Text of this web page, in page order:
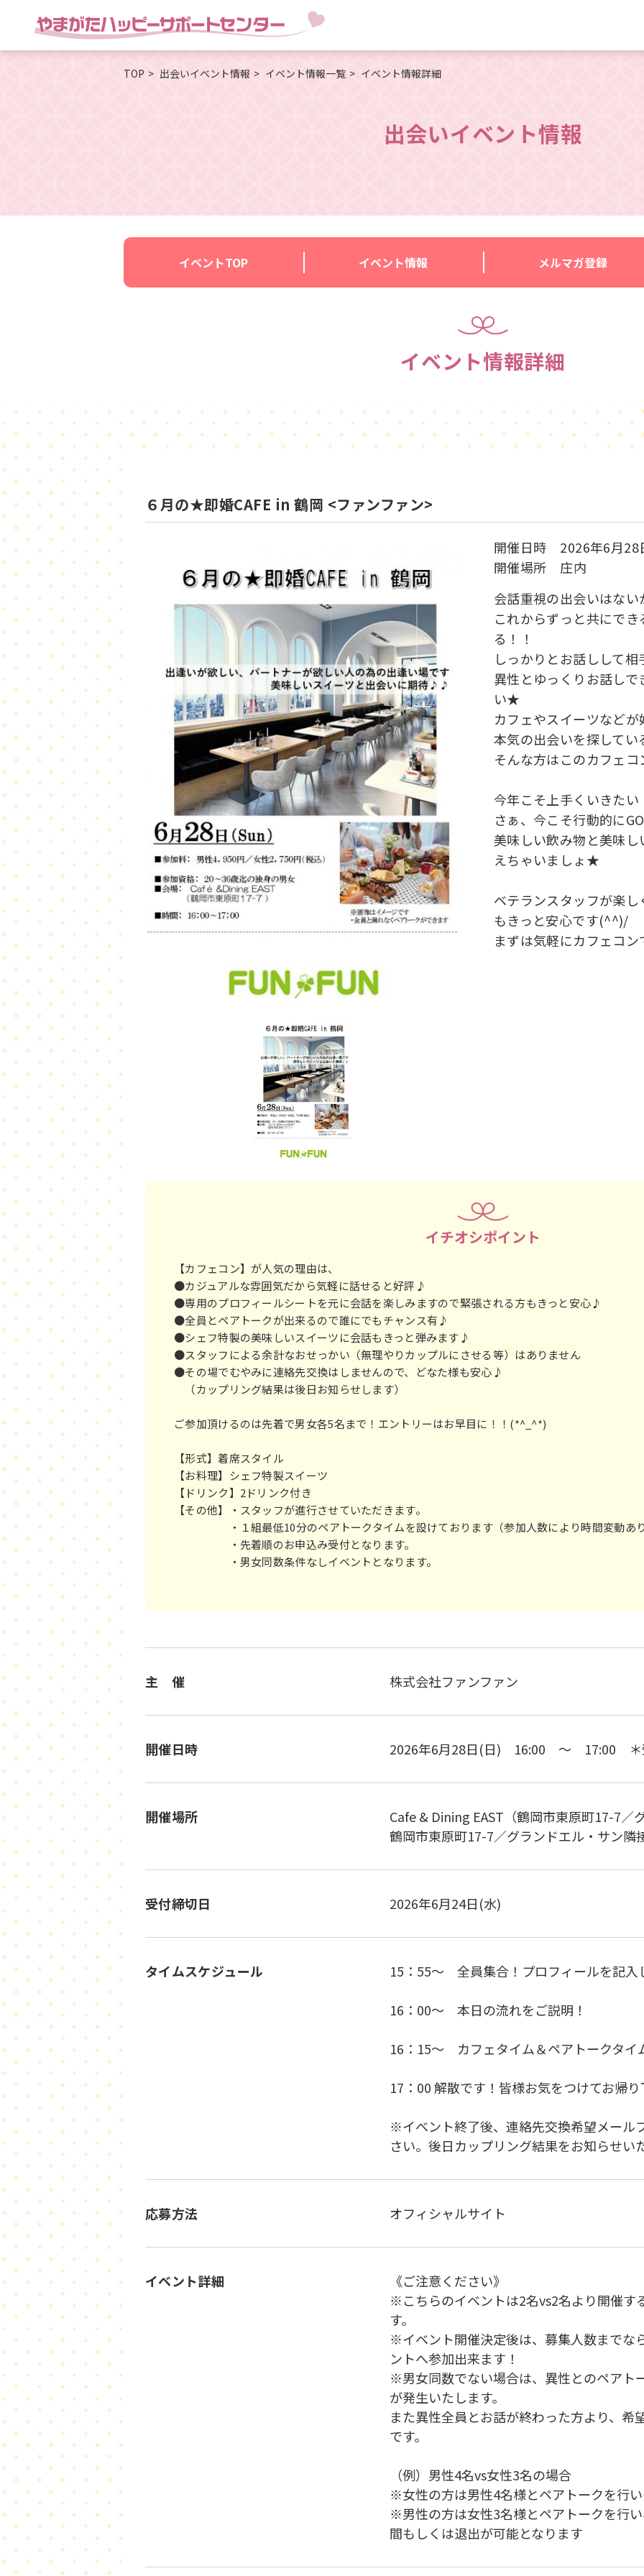
TOP 出会いイベント情報 イベント情報一覧 イベント情報詳細
出会いイベント情報
イベントTOP イベント情報 メルマガ登録
イベント情報詳細
６月の★即婚CAFE in 鶴岡 <ファンファン>
開催日時 2026年6月28
開催場所 庄内
会話重視の出会いはな
これからずっと共にで
る！！
しっかりとお話しして
異性とゆっくりお話し
い★
カフェやスイーツな
本気の出会いを探して
そんな方はこのカフェ
今年こそ上手くいきた
さぁ、今こそ行動的に
美味しい飲み物と美味
えちゃいましょ★
ベテランスタッフが楽
もきっと安心です(^^)/
まずは気軽にカフェコ
イチオシポイント
【カフェコン】が人気の理由は、
●カジュアルな雰囲気だから気軽に話せると好評♪
●専用のプロフィールシートを元に会話を楽しみますので緊張される方もきっと安心♪
●全員とペアトークが出来るので誰にでもチャンス有♪
●シェフ特製の美味しいスイーツに会話もきっと弾みます♪
●スタッフによる余計なおせっかい（無理やりカップルにさせる等）はありません
●その場でむやみに連絡先交換はしませんので、どなた様も安心♪
（カップリング結果は後日お知らせします）
ご参加頂けるのは先着で男女各5名まで！エントリーはお早目に！！(*^_^*)
【形式】着席スタイル
【お料理】シェフ特製スイーツ
【ドリンク】2ドリンク付き
【その他】・スタッフが進行させていただきます。
・１組最低10分のペアトークタイムを設けております（参加人数により時間変動
・先着順のお申込み受付となります。
・男女同数条件なしイベントとなります。
主 催 株式会社ファンファン
開催日時 2026年6月28日(日) 16:00 ～ 17:00 ＊
開催場所
Cafe & Dining EAST（鶴岡市東原町17-7／
鶴岡市東原町17-7／グランドエル・サン隣
受付締切日 2026年6月24日(水)
タイムスケジュール 15：55～ 全員集合！プロフィールを記
16：00～ 本日の流れをご説明！
16：15～ カフェタイム＆ペアトークタ
17：00 解散です！皆様お気をつけてお帰
※イベント終了後、連絡先交換希望メール
さい。後日カップリング結果をお知らせい
応募方法 オフィシャルサイト
イベント詳細
《ご注意ください》
※こちらのイベントは2名vs2名より開催す
す。
※イベント開催決定後は、募集人数までな
ントへ参加出来ます！
※男女同数でない場合は、異性とのペアト
が発生いたします。
また異性全員とお話が終わった方より、希
です。
（例）男性4名vs女性3名の場合
※女性の方は男性4名様とペアトークを行
※男性の方は女性3名様とペアトークを行
間もしくは退出が可能となります